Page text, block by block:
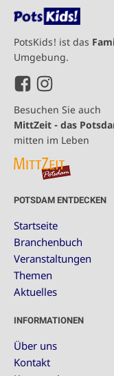
PotsKids! ist das
Umgebung.
Besuchen Sie auch
MittZeit - das
mitten im Leben
POTSDAM ENTDECKEN
Startseite
Branchenbuch
Veranstaltungen
Themen
Aktuelles
INFORMATIONEN
Über uns
Kontakt